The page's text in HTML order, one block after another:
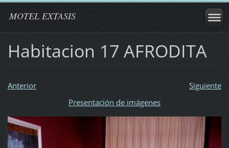
MOTEL EXTASIS
Habitacion 17 AFRODITA
Anterior
Siguiente
Presentación de imágenes